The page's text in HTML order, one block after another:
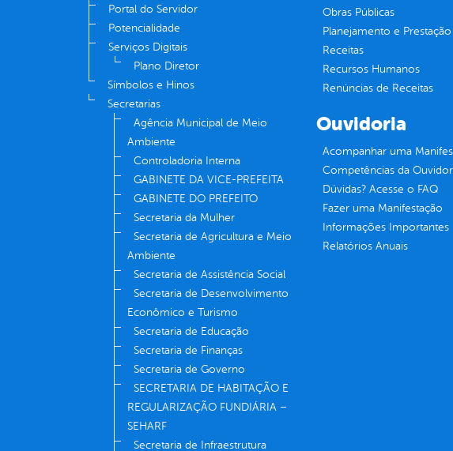
Portal do Servidor
Potencialidade
Serviços Digitais
Plano Diretor
Símbolos e Hinos
Secretarias
Agência Municipal de Meio
Ambiente
Controladoria Interna
GABINETE DA VICE-PREFEITA
GABINETE DO PREFEITO
Secretaria da Mulher
Secretaria de Agricultura e Meio
Ambiente
Secretaria de Assistência Social
Secretaria de Desenvolvimento
Econômico e Turismo
Secretaria de Educação
Secretaria de Finanças
Secretaria de Governo
SECRETARIA DE HABITAÇÃO E
REGULARIZAÇÃO FUNDIÁRIA –
SEHARF
Secretaria de Infraestrutura
Obras Públicas
Planejamento e
Receitas
Recursos Humanos
Renúncias de Receitas
Ouvidoria
Acompanhar uma
Competências da
Dúvidas? Acesse o FAQ
Fazer uma Manifestação
Informações Importantes
Relatórios Anuais